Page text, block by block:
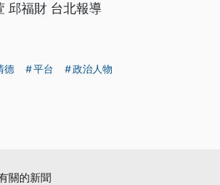
邱福財 台北報導
德 平台
政治人物
關的新聞